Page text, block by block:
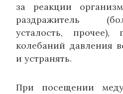
за реакции
раздражитель
усталость, прочее),
колебаний давления
и устранять.
При посещении